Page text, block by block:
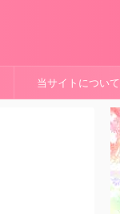
当サイトについて